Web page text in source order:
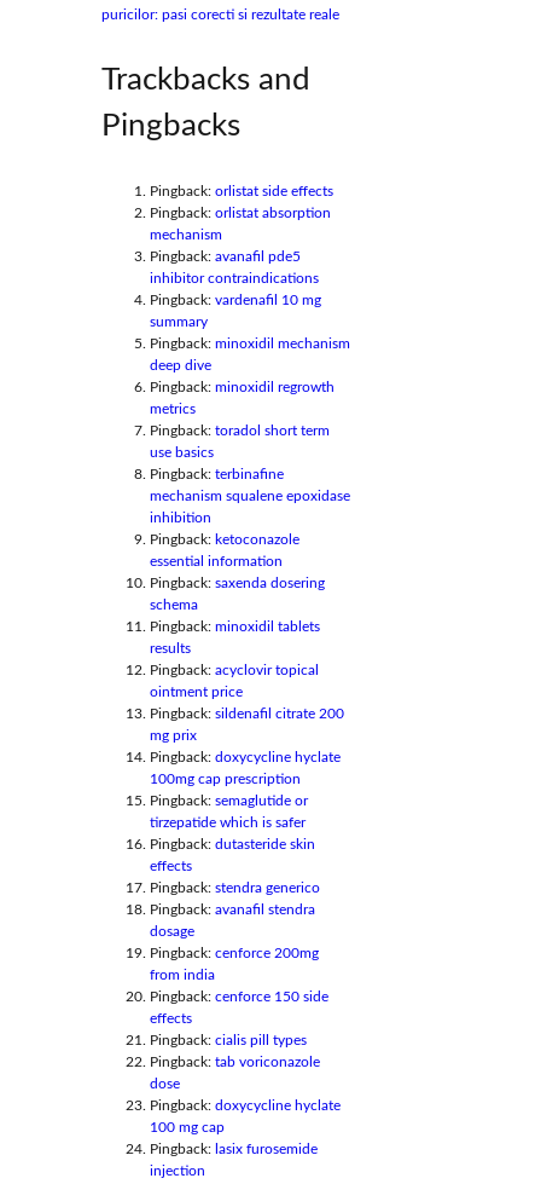
puricilor: pasi corecti si rezultate reale
Trackbacks and
Pingbacks
Pingback: orlistat side effects
Pingback: orlistat absorption
mechanism
Pingback: avanafil pde5
inhibitor contraindications
Pingback: vardenafil 10 mg
summary
Pingback: minoxidil mechanism
deep dive
Pingback: minoxidil regrowth
metrics
Pingback: toradol short term
use basics
Pingback: terbinafine
mechanism squalene epoxidase
inhibition
Pingback: ketoconazole
essential information
Pingback: saxenda dosering
schema
Pingback: minoxidil tablets
results
Pingback: acyclovir topical
ointment price
Pingback: sildenafil citrate 200
mg prix
Pingback: doxycycline hyclate
100mg cap prescription
Pingback: semaglutide or
tirzepatide which is safer
Pingback: dutasteride skin
effects
Pingback: stendra generico
Pingback: avanafil stendra
dosage
Pingback: cenforce 200mg
from india
Pingback: cenforce 150 side
effects
Pingback: cialis pill types
Pingback: tab voriconazole
dose
Pingback: doxycycline hyclate
100 mg cap
Pingback: lasix furosemide
injection